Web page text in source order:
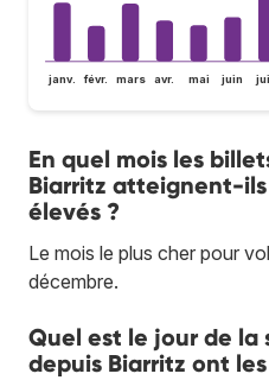
janv. févr. mars avr. mai juin
En quel mois les
Biarritz atteignent-ils
élevés ?
Le mois le plus cher pour
décembre.
Quel est le jour de la
depuis Biarritz ont